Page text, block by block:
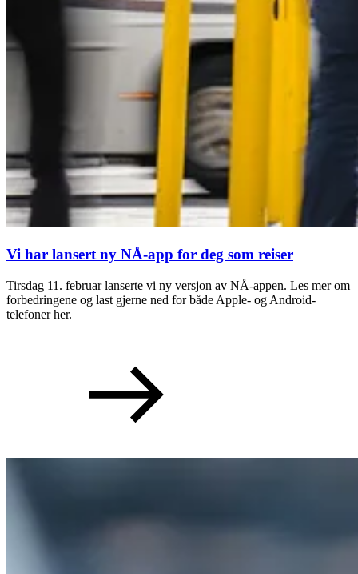
Vi har lansert ny NÅ-app for deg som reiser
Tirsdag 11. februar lanserte vi ny versjon av NÅ-appen. Les mer om
forbedringene og last gjerne ned for både Apple- og Android-
telefoner her.